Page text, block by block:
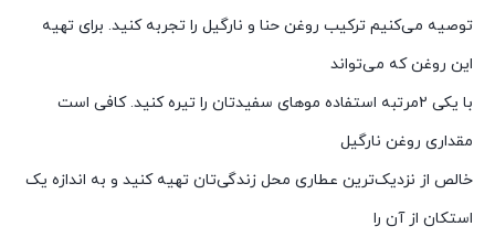
توصیه می‌کنیم ترکیب روغن حنا و نارگیل را تجربه کنید. برای تهیه
این روغن که می‌تواند
با یکی ۲مرتبه استفاده موهای سفیدتان را تیره کنید. کافی است
مقداری روغن نارگیل
خالص از نزدیک‌ترین عطاری محل زندگی‌تان تهیه کنید و به اندازه یک
استکان از آن را